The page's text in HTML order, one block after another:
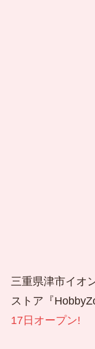
三重県津市イオ
ストア『
17日オープン!